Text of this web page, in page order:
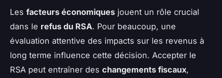
Les facteurs économiques jouent un rôle crucial
dans le refus du RSA. Pour beaucoup, une
évaluation attentive des impacts sur les revenus à
long terme influence cette décision. Accepter le
RSA peut entraîner des changements fiscaux,